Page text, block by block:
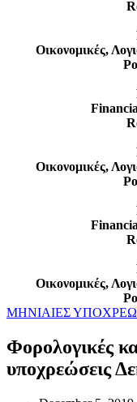
Οικονομικές,
Οικονομικές,
Οικονομικές,
ΜΗΝΙΑΙΕΣ
Φορολογικές
υποχρεώσεις